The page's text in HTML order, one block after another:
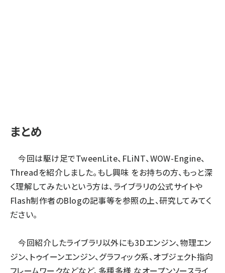
まとめ
今回は駆け足でTweenLite、FLiNT、WOW-Engine、
Threadを紹介しました。もし興味 をお持ちの方、もっと深
く理解してみたいという方は、ライブラリの公式サイトや
Flash制作者のBlogの記事等を参照の上、研究してみてく
ださい。
今回紹介したライブラリ以外にも3Dエンジン、物理エン
ジン、トゥイーンエンジン、グラフィック系、オブジェクト指向
フレームワークなどなど、多種多様 なオープンソースライ